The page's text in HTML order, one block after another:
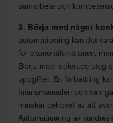
samarbete och
3. Börja med något
automatisering kan det
för ekonomifunktionen,
Börja med isolerade steg
uppgifter. En förbättring
finansmanualen och
minskar behovet av att
Automatisering av